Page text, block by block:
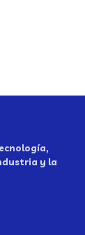
y la